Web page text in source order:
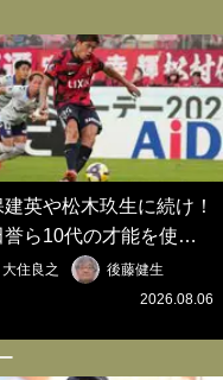
建英や松木玖生に続け！
誉ら10代の才能を使い
いJクラブの課題と、
欧州移籍｣撲滅への処方
の大激論】(5)
大住良之
後藤健生
2026.08.06